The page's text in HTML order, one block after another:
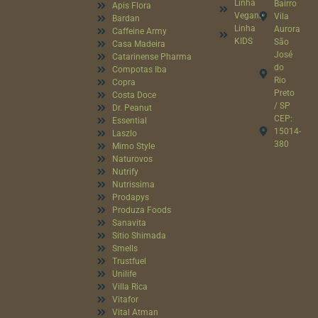
Apis Flora
Bardan
Caffeine Army
Casa Madeira
Catarinense Pharma
Compotas Iba
Copra
Costa Doce
Dr. Peanut
Essential
Laszlo
Mimo Style
Naturovos
Nutrify
Nutrissima
Prodapys
Produza Foods
Sanavita
Sitio Shimada
Smells
Trustfuel
Unilife
Villa Rica
Vitafor
Vital Atman
Linha
Vegana
Linha
KIDS
Bairro
Vila
Aurora
São
José
do
Rio
Preto
/ SP
CEP:
15014-
380